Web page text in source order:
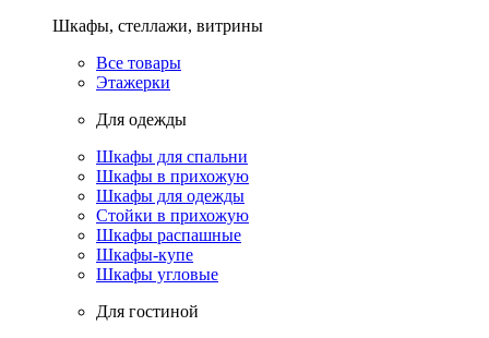
Шкафы, стеллажи, витрины
Все товары
Этажерки
Для одежды
Шкафы для спальни
Шкафы в прихожую
Шкафы для одежды
Стойки в прихожую
Шкафы распашные
Шкафы-купе
Шкафы угловые
Для гостиной